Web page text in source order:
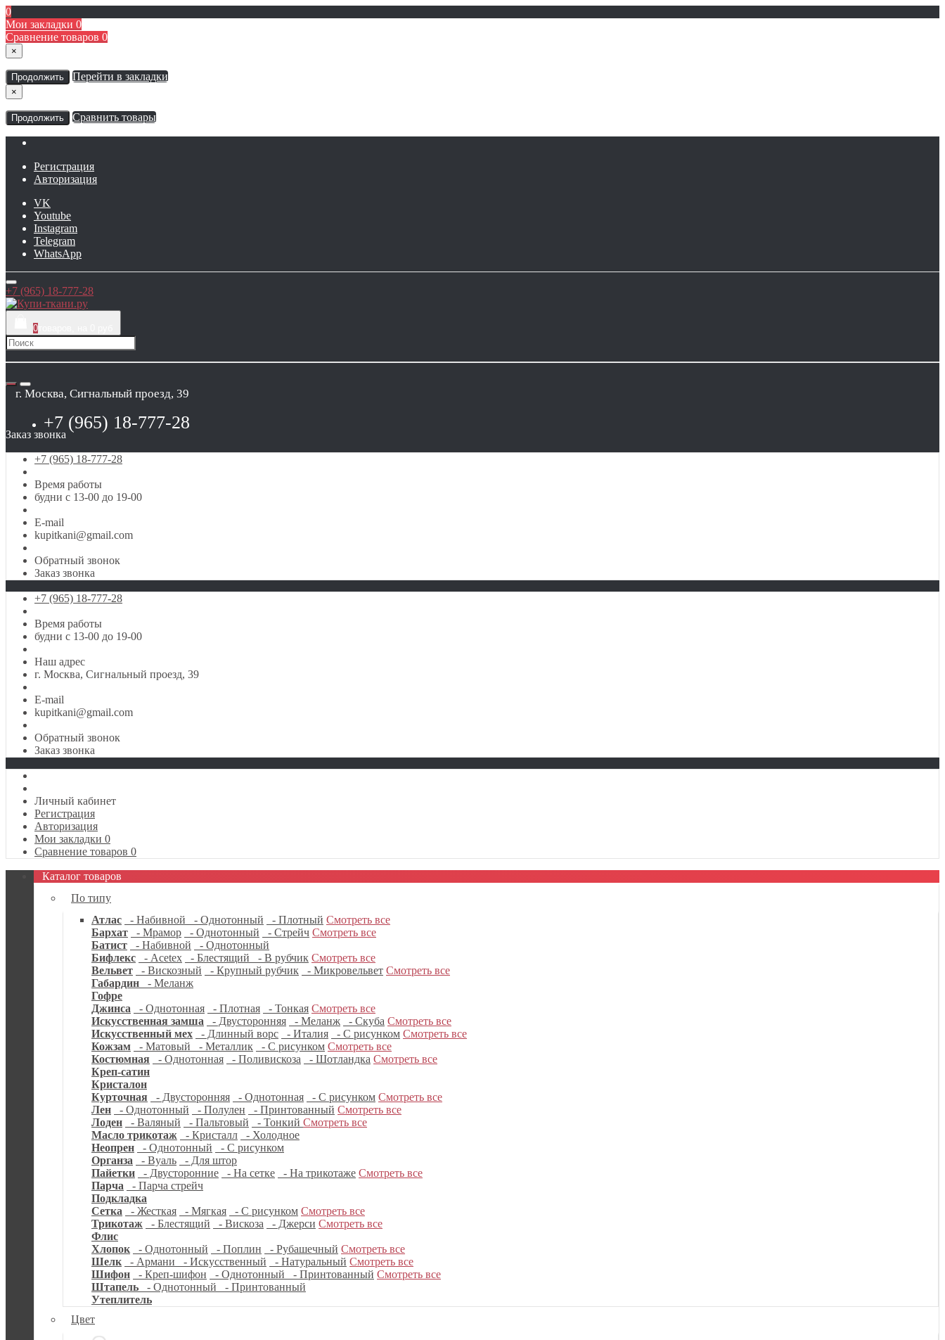
0
Мои закладки 0
Сравнение товаров 0
×
Продолжить Перейти в закладки
×
Продолжить Сравнить товары
Регистрация
Авторизация
VK
Youtube
Instagram
Telegram
WhatsApp
+7 (965) 18-777-28
0
г. Москва, Сигнальный проезд, 39
+7 (965) 18-777-28
Заказ звонка
+7 (965) 18-777-28
Время работы
будни с 13-00 до 19-00
E-mail
kupitkani@gmail.com
Обратный звонок
Заказ звонка
+7 (965) 18-777-28
Время работы
будни с 13-00 до 19-00
Наш адрес
г. Москва, Сигнальный проезд, 39
E-mail
kupitkani@gmail.com
Обратный звонок
Заказ звонка
Личный кабинет
Регистрация
Авторизация
Мои закладки 0
Сравнение товаров 0
Каталог товаров
По типу
Атлас
- Набивной - Однотонный - Плотный Смотреть все
Бархат
- Мрамор - Однотонный - Стрейч Смотреть все
Батист
- Набивной
- Однотонный
Бифлекс
- Acetex - Блестящий - В рубчик Смотреть все
Вельвет
- Вискозный - Крупный рубчик - Микровельвет Смотреть все
Габардин
- Меланж
Гофре
Джинса
- Однотонная - Плотная - Тонкая Смотреть все
Искусственная замша
- Двусторонняя - Меланж - Скуба Смотреть все
Искусственный мех
- Длинный ворс - Италия - С рисунком Смотреть все
Кожзам
- Матовый - Металлик - С рисунком Смотреть все
Костюмная
- Однотонная - Поливискоза - Шотландка Смотреть все
Креп-сатин
Кристалон
Курточная
- Двусторонняя - Однотонная - С рисунком Смотреть все
Лен
- Однотонный - Полулен - Принтованный Смотреть все
Лоден
- Валяный - Пальтовый - Тонкий Смотреть все
Масло трикотаж
- Кристалл
- Холодное
Неопрен
- Однотонный
- С рисунком
Органза
- Вуаль
- Для штор
Пайетки
- Двусторонние - На сетке - На трикотаже Смотреть все
Парча
- Парча стрейч
Подкладка
Сетка
- Жесткая - Мягкая - С рисунком Смотреть все
Трикотаж
- Блестящий - Вискоза - Джерси Смотреть все
Флис
Хлопок
- Однотонный - Поплин - Рубашечный Смотреть все
Шелк
- Армани - Искусственный - Натуральный Смотреть все
Шифон
- Креп-шифон - Однотонный - Принтованный Смотреть все
Штапель
- Однотонный
- Принтованный
Утеплитель
Цвет